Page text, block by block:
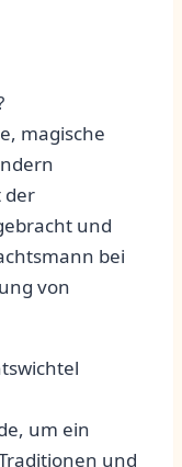
magische
der
und
bei
von
um ein
und